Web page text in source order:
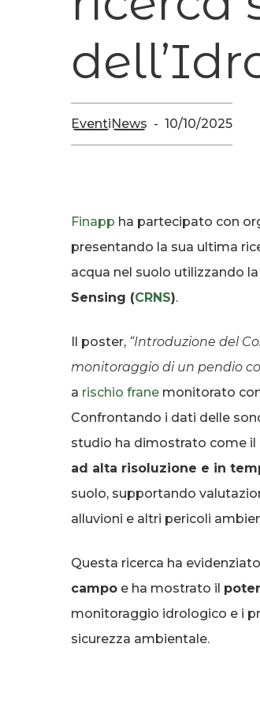
EventiNews 10/10/2025
Finapp ha partecipato con
presentando la sua ultima
acqua nel suolo utilizzando
Sensing (CRNS).
Il poster, “Introduzione del
monitoraggio di un pendio
a rischio frane monitorato
Confrontando i dati delle
studio ha dimostrato come il
ad alta risoluzione e in
suolo, supportando
alluvioni e altri pericoli
Questa ricerca ha
campo e ha mostrato il
monitoraggio idrologico e i
sicurezza ambientale.